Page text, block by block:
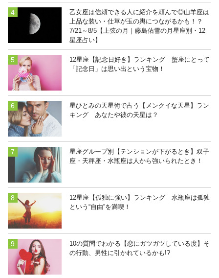
乙女座は信頼できる人に紹介を頼んで◎山羊座は
上品な装い・仕草が玉の輿につながるかも！？
7/21～8/5【上弦の月｜藤島佑雪の月星座別・12
星座占い】
12星座【記念日好き】ランキング 蟹座にとって
「記念日」は思い出という宝物！
星ひとみの天星術で占う【メンクイな天星】ラン
キング あなたや彼の天星は？
星座グループ別【テンションが下がるとき】双子
座・天秤座・水瓶座は人から強いられたとき！
12星座【孤独に強い】ランキング 水瓶座は孤独
という“自由”を満喫！
10の質問でわかる【恋にガツガツしている度】そ
の行動、男性に引かれているかも!?